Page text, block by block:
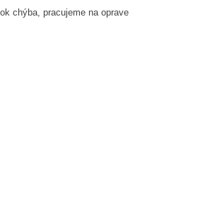
chýba, pracujeme na oprave